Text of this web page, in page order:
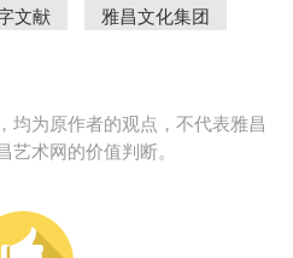
文献
雅昌文化集团
均为原作者的观点，不代表雅昌
术网的价值判断。